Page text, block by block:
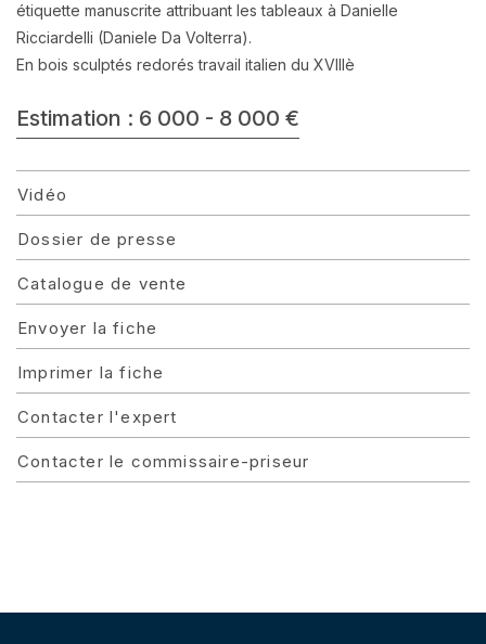
étiquette manuscrite attribuant les tableaux à Danielle
Ricciardelli (Daniele Da Volterra).
En bois sculptés redorés travail italien du XVIIIè
Estimation : 6 000 - 8 000 €
Vidéo
Dossier de presse
Catalogue de vente
Envoyer la fiche
Imprimer la fiche
Contacter l'expert
Contacter le commissaire-priseur